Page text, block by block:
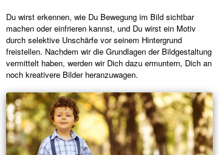
Du wirst erkennen, wie Du Bewegung im Bild sichtbar
machen oder einfrieren kannst, und Du wirst ein Motiv
durch selektive Unschärfe vor seinem Hintergrund
freistellen. Nachdem wir die Grundlagen der Bildgestaltung
vermittelt haben, werden wir Dich dazu ermuntern, Dich an
noch kreativere Bilder heranzuwagen.